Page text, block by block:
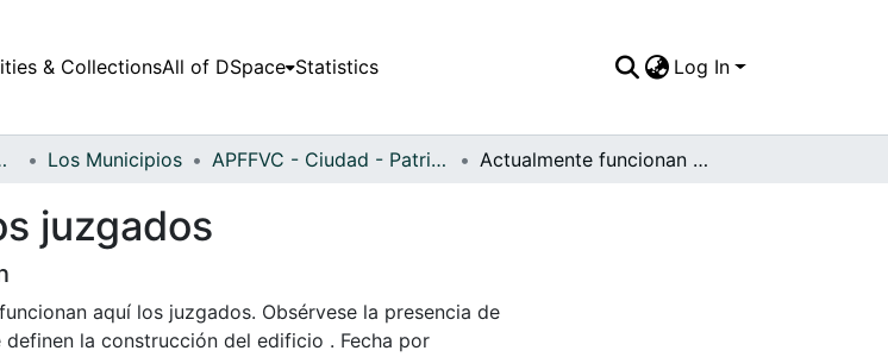
& CollectionsAll of DSpace Statistics Log In
Valle del Cauca Los Municipios APFFVC - Ciudad - Patrimonial Actualmente funcionan aquí los juzgados
juzgados
aquí los juzgados. Obsérvese la presencia de
definen la construcción del edificio . Fecha por